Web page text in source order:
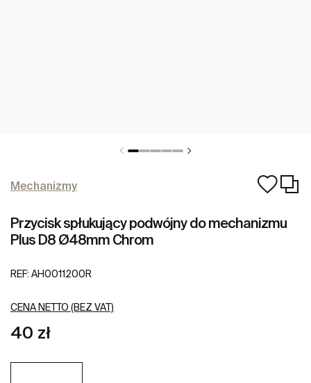
Mechanizmy
Przycisk spłukujący podwójny do mechanizmu
Plus D8 Ø48mm Chrom
REF: AH0011200R
CENA NETTO (BEZ VAT)
40 zł